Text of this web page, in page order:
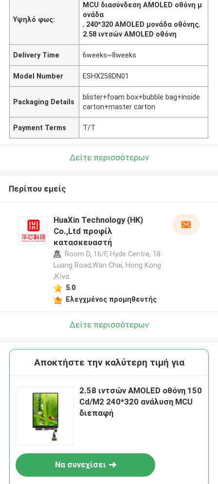
Υψηλό φως:
MCU διασύνδεση AMOLED οθόνη μ
ονάδα
, 240*320 AMOLED μονάδα οθόνης,
2.58 ιντσών AMOLED οθόνη
Delivery Time 6weeks~8weeks
Model Number ESHX258DN01
Packaging Details
blister+foam box+bubble bag+inside
carton+master carton
Payment Terms T/T
Δείτε περισσότερων
Περίπου εμείς
HuaXin Technology (HK)
Co.,Ltd προφίλ
κατασκευαστή
Room D, 16/F, Hyde Centre, 18
Luang Road,Wan Chai, Hong Kong
,Κίνα
5.0
Ελεγχμένος προμηθευτής
Δείτε περισσότερων
Αποκτήστε την καλύτερη τιμή για
2.58 ιντσών AMOLED οθόνη 150
Cd/M2 240*320 ανάλυση MCU
διεπαφή
Να συνεχίσει